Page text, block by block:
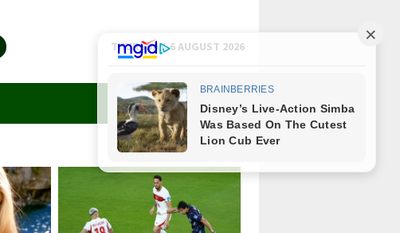
THURSDAY, 6 AUGUST 2026